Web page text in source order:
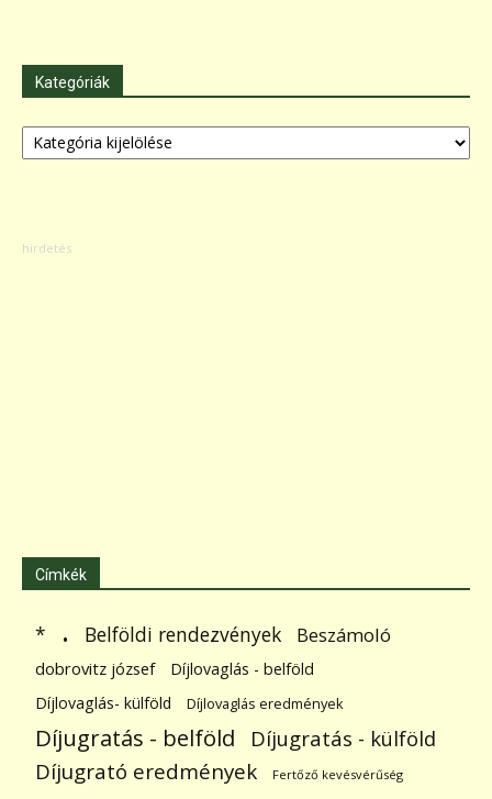
Kategóriák
Kategóriák
Címkék
* . Belföldi rendezvények Beszámoló
dobrovitz józsef
Díjlovaglás - belföld
Díjlovaglás- külföld
Díjlovaglás eredmények
Díjugratás - belföld Díjugratás - külföld
Díjugrató eredmények Fertőző kevésvérűség